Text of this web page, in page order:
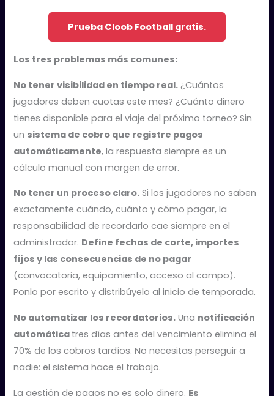
Prueba Cloob Football gratis.
Los tres problemas más comunes:
No tener visibilidad en tiempo real. ¿Cuántos
jugadores deben cuotas este mes? ¿Cuánto dinero
tienes disponible para el viaje del próximo torneo? Sin
un sistema de cobro que registre pagos
automáticamente, la respuesta siempre es un
cálculo manual con margen de error.
No tener un proceso claro. Si los jugadores no saben
exactamente cuándo, cuánto y cómo pagar, la
responsabilidad de recordarlo cae siempre en el
administrador. Define fechas de corte, importes
fijos y las consecuencias de no pagar
(convocatoria, equipamiento, acceso al campo).
Ponlo por escrito y distribúyelo al inicio de temporada.
No automatizar los recordatorios. Una notificación
automática tres días antes del vencimiento elimina el
70% de los cobros tardíos. No necesitas perseguir a
nadie: el sistema hace el trabajo.
La gestión de pagos no es solo dinero. Es